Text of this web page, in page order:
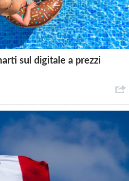
sul digitale a prezzi